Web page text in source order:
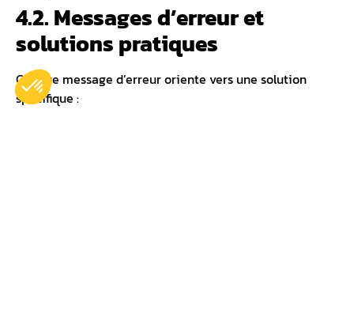
4.2. Messages d’erreur et
solutions pratiques
Chaque message d’erreur oriente vers une solution
spécifique :